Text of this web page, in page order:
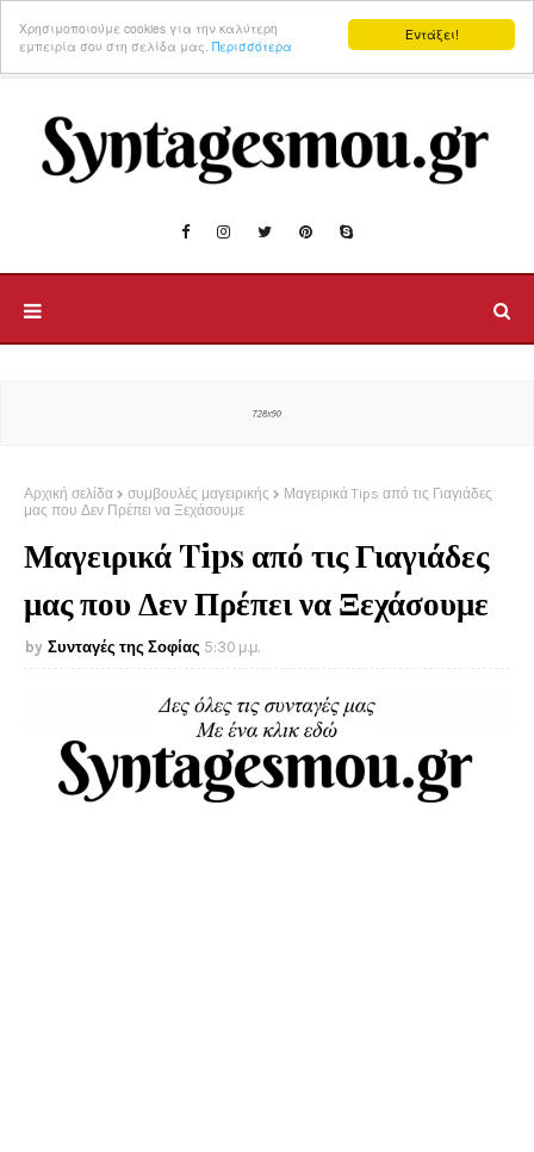
Εντάξει!
Χρησιμοποιούμε cookies για την καλύτερη
εμπειρία σου στη σελίδα μας. Περισσότερα
Αρχική σελίδα συμβουλές μαγειρικής
Μαγειρικά Tips από τις Γιαγιάδες
μας που Δεν Πρέπει να Ξεχάσουμε
Μαγειρικά Tips από τις Γιαγιάδες
μας που Δεν Πρέπει να Ξεχάσουμε
Συνταγές της Σοφίας 5:30 μ.μ.